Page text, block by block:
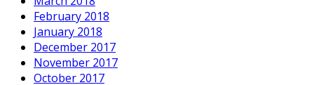
February 2018
January 2018
December 2017
November 2017
October 2017